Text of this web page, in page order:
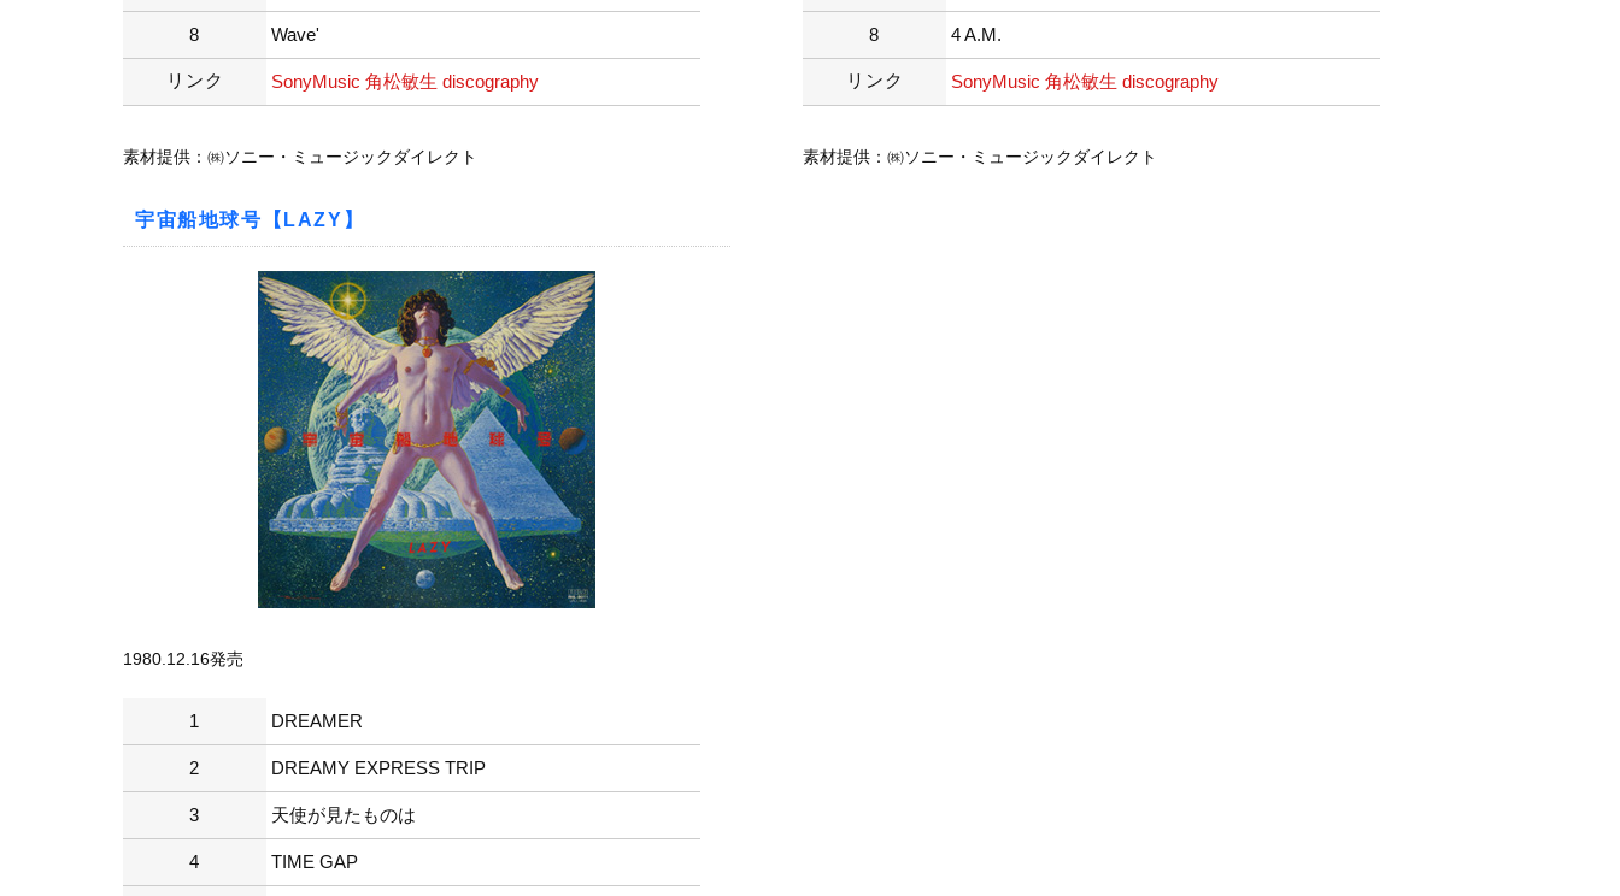
8 Wave'
リンク SonyMusic 角松敏生 discography
素材提供：㈱ソニー・ミュージックダイレクト
8 4 A.M.
リンク SonyMusic 角松敏生 discography
素材提供：㈱ソニー・ミュージックダイレクト
宇宙船地球号【LAZY】
1980.12.16発売
1 DREAMER
2 DREAMY EXPRESS TRIP
3 天使が見たものは
4 TIME GAP